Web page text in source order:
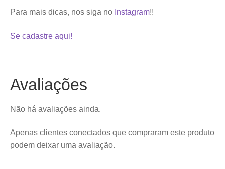
Para mais dicas, nos siga no Instagram!!
Se cadastre aqui!
Avaliações
Não há avaliações ainda.
Apenas clientes conectados que compraram este produto
podem deixar uma avaliação.